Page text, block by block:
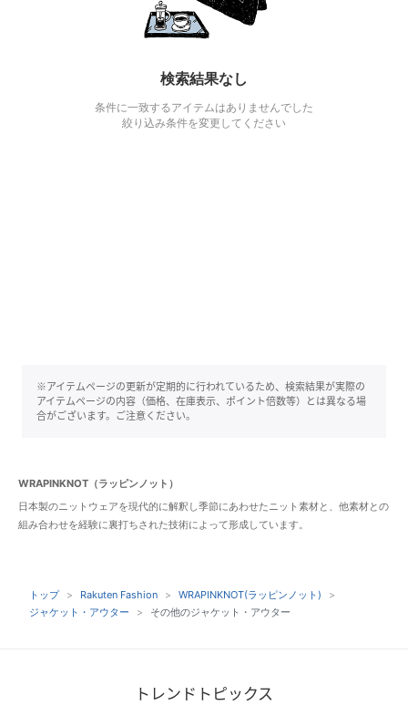
検索結果なし
条件に一致するアイテムはありませんでした
絞り込み条件を変更してください
※アイテムページの更新が定期的に行われているため、検索結果が実際の
アイテムページの内容（価格、在庫表示、ポイント倍数等）とは異なる場
合がございます。ご注意ください。
WRAPINKNOT（ラッピンノット）
日本製のニットウェアを現代的に解釈し季節にあわせたニット素材と、他素材との
組み合わせを経験に裏打ちされた技術によって形成しています。
トップ Rakuten Fashion
WRAPINKNOT(ラッピンノット)
ジャケット・アウター
その他のジャケット・アウター
トレンドトピックス